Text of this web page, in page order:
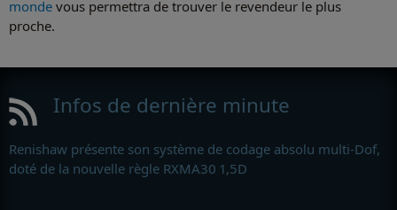
monde vous permettra de trouver le revendeur le plus
proche.
Infos de dernière minute
Renishaw présente son système de codage absolu multi-Dof,
doté de la nouvelle règle RXMA30 1,5D